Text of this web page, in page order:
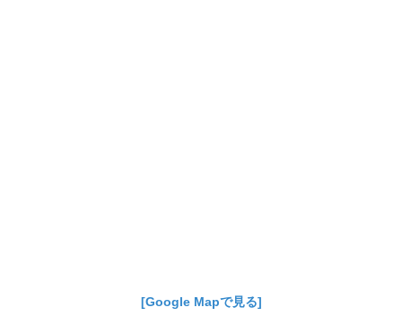
[Google Mapで見る]